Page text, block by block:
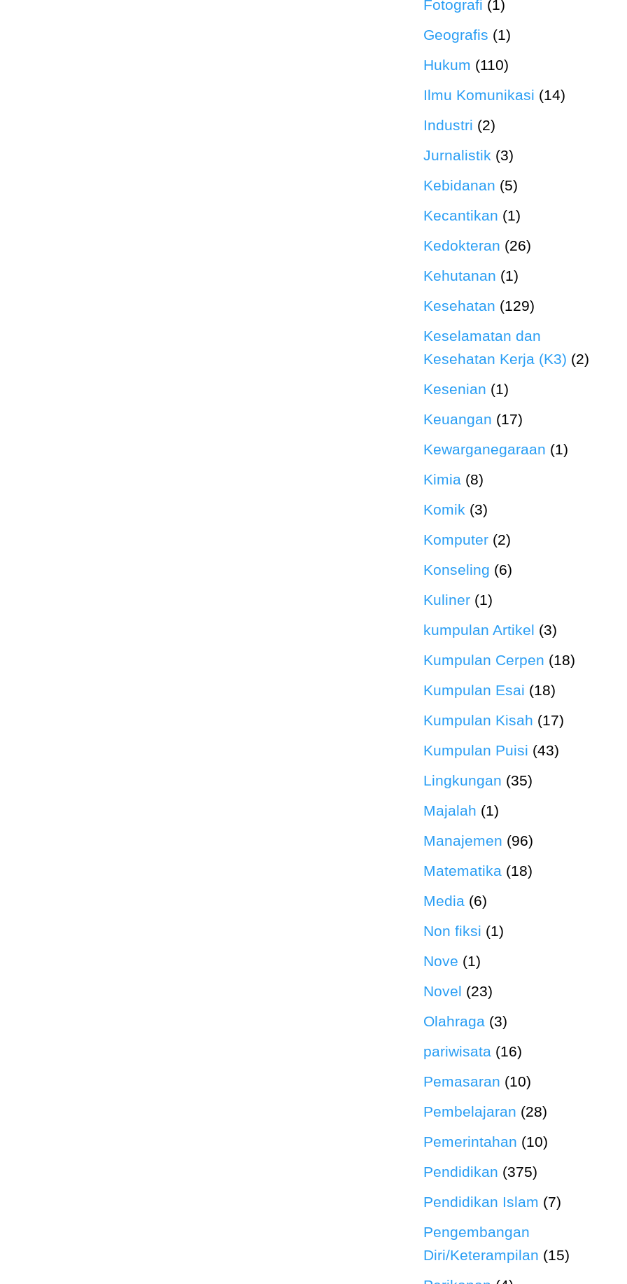
Fotografi (1)
Geografis (1)
Hukum (110)
Ilmu Komunikasi (14)
Industri (2)
Jurnalistik (3)
Kebidanan (5)
Kecantikan (1)
Kedokteran (26)
Kehutanan (1)
Kesehatan (129)
Keselamatan dan
Kesehatan Kerja (K3) (2)
Kesenian (1)
Keuangan (17)
Kewarganegaraan (1)
Kimia (8)
Komik (3)
Komputer (2)
Konseling (6)
Kuliner (1)
kumpulan Artikel (3)
Kumpulan Cerpen (18)
Kumpulan Esai (18)
Kumpulan Kisah (17)
Kumpulan Puisi (43)
Lingkungan (35)
Majalah (1)
Manajemen (96)
Matematika (18)
Media (6)
Non fiksi (1)
Nove (1)
Novel (23)
Olahraga (3)
pariwisata (16)
Pemasaran (10)
Pembelajaran (28)
Pemerintahan (10)
Pendidikan (375)
Pendidikan Islam (7)
Pengembangan
Diri/Keterampilan (15)